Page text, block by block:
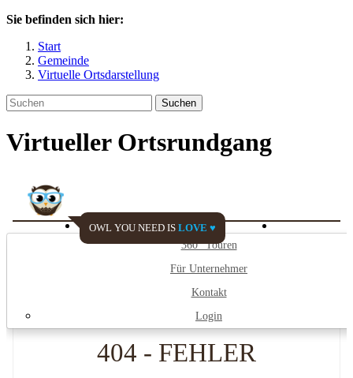
Sie befinden sich hier:
Start
Gemeinde
Virtuelle Ortsdarstellung
Suchen
Virtueller Ortsrundgang